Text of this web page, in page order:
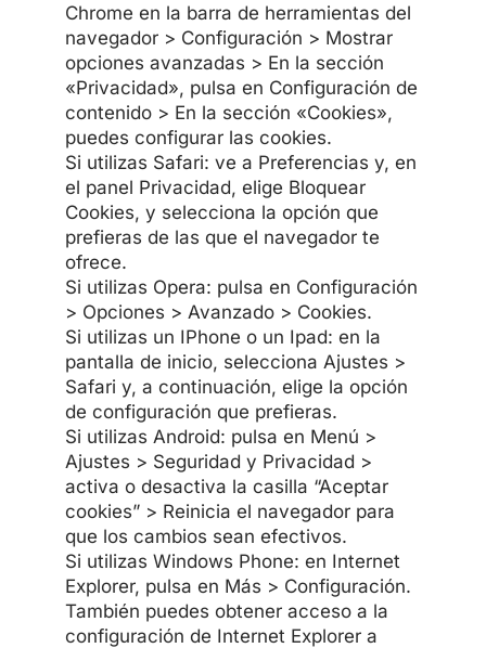
Chrome en la barra de herramientas del
navegador > Configuración > Mostrar
opciones avanzadas > En la sección
«Privacidad», pulsa en Configuración de
contenido > En la sección «Cookies»,
puedes configurar las cookies.
Si utilizas Safari: ve a Preferencias y, en
el panel Privacidad, elige Bloquear
Cookies, y selecciona la opción que
prefieras de las que el navegador te
ofrece.
Si utilizas Opera: pulsa en Configuración
> Opciones > Avanzado > Cookies.
Si utilizas un IPhone o un Ipad: en la
pantalla de inicio, selecciona Ajustes >
Safari y, a continuación, elige la opción
de configuración que prefieras.
Si utilizas Android: pulsa en Menú >
Ajustes > Seguridad y Privacidad >
activa o desactiva la casilla “Aceptar
cookies” > Reinicia el navegador para
que los cambios sean efectivos.
Si utilizas Windows Phone: en Internet
Explorer, pulsa en Más > Configuración.
También puedes obtener acceso a la
configuración de Internet Explorer a